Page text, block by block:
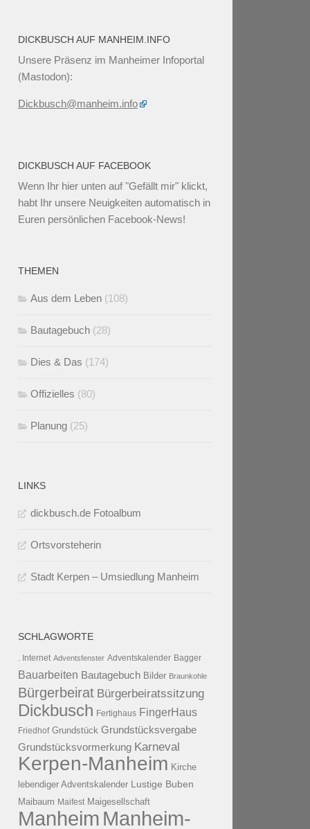
DICKBUSCH AUF MANHEIM.INFO
Unsere Präsenz im Manheimer Infoportal
(Mastodon):
Dickbusch@manheim.info
DICKBUSCH AUF FACEBOOK
Wenn Ihr hier unten auf "Gefällt mir" klickt,
habt Ihr unsere Neuigkeiten automatisch in
Euren persönlichen Facebook-News!
THEMEN
Aus dem Leben (108)
Bautagebuch (28)
Dies & Das (174)
Offizielles (80)
Planung (25)
LINKS
dickbusch.de Fotoalbum
Ortsvorsteherin
Stadt Kerpen – Umsiedlung Manheim
SCHLAGWORTE
. Internet Adventsfenster Adventskalender Bagger
Bauarbeiten Bautagebuch Bilder Braunkohle
Bürgerbeirat Bürgerbeiratssitzung
Dickbusch Fertighaus FingerHaus
Friedhof Grundstück Grundstücksvergabe
Grundstücksvormerkung Karneval
Kerpen-Manheim Kirche
lebendiger Adventskalender Lustige Buben
Maibaum Maifest Maigesellschaft
Manheim Manheim-